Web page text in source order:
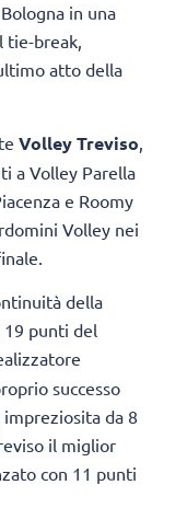
in una
tie-break,
atto della
Volley Treviso
a Volley Parella
e Roomy
Volley nei
della
19 punti del
successo
da 8
il miglior
con 11 punti